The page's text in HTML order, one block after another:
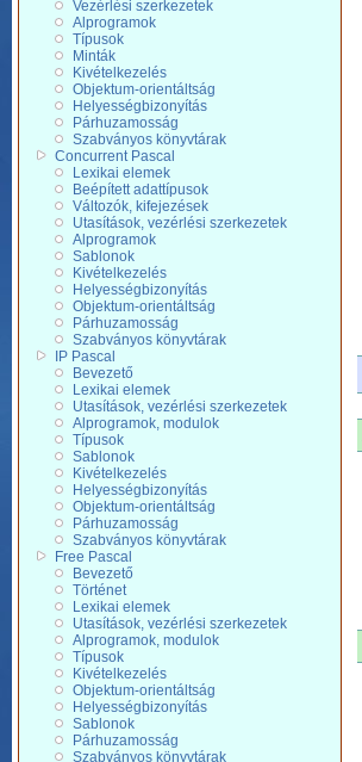
Vezérlési szerkezetek
Alprogramok
Típusok
Minták
Kivételkezelés
Objektum-orientáltság
Helyességbizonyítás
Párhuzamosság
Szabványos könyvtárak
Concurrent Pascal
Lexikai elemek
Beépített adattípusok
Változók, kifejezések
Utasítások, vezérlési szerkezetek
Alprogramok
Sablonok
Kivételkezelés
Helyességbizonyítás
Objektum-orientáltság
Párhuzamosság
Szabványos könyvtárak
IP Pascal
Bevezető
Lexikai elemek
Utasítások, vezérlési szerkezetek
Alprogramok, modulok
Típusok
Sablonok
Kivételkezelés
Helyességbizonyítás
Objektum-orientáltság
Párhuzamosság
Szabványos könyvtárak
Free Pascal
Bevezető
Történet
Lexikai elemek
Utasítások, vezérlési szerkezetek
Alprogramok, modulok
Típusok
Kivételkezelés
Objektum-orientáltság
Helyességbizonyítás
Sablonok
Párhuzamosság
Szabványos könyvtárak